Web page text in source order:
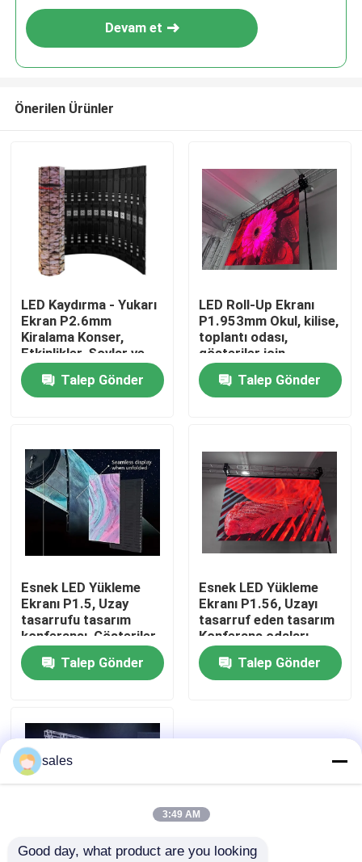
Evde
VR Gösterisi
Bizim Hakkımızda
Fabrika turu
Kalite Kontrolü
Haberler
Dış Mekan Tam Renkli LED Ekran
Devam et
Önerilen Ürünler
LED Kaydırma - Yukarı
Ekran P2.6mm
Kiralama Konser,
Etkinlikler, Şovlar ve
XR Odaları İçin
Talep Gönder
LED Roll-Up Ekranı
P1.953mm Okul, kilise,
toplantı odası,
gösteriler için
Talep Gönder
Esnek LED Yükleme
Ekranı P1.5, Uzay
tasarrufu tasarım
konferansı, Gösteriler,
Tiyatro
Talep Gönder
Esnek LED Yükleme
Ekranı P1.56, Uzayı
tasarruf eden tasarım
Konferans odaları
Toplantı odaları
Talep Gönder
sales
3:49 AM
Good day, what product are you looking